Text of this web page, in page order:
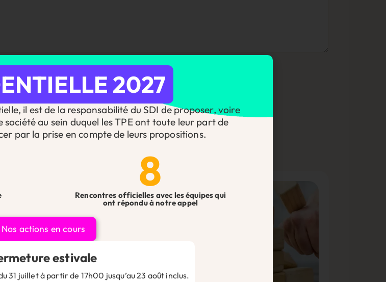
actualités
2027
il est de la responsabilité du SDI de proposer, voire
société au sein duquel les TPE ont toute leur part de
par la prise en compte de leurs propositions.
8
Rencontres officielles avec les équipes qui
ont répondu à notre appel
Nos actions en cours
estivale
31 juillet à partir de 17h00 jusqu’au 23 août inclus.